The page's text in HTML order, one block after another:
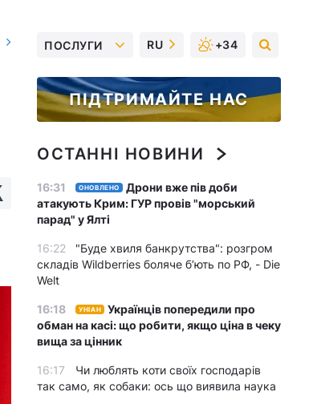
ПОСЛУГИ RU +34
ПІДТРИМАЙТЕ НАС
ОСТАННІ НОВИНИ
16:31 ОНОВЛЕНО
Дрони вже пів доби
атакують Крим: ГУР провів "морський
парад" у Ялті
16:22
"Буде хвиля банкрутства": розгром
складів Wildberries боляче бʼють по РФ, - Die
Welt
16:18 УНІАН
Українців попередили про
обман на касі: що робити, якщо ціна в чеку
вища за цінник
16:17
Чи люблять коти своїх господарів
так само, як собаки: ось що виявила наука